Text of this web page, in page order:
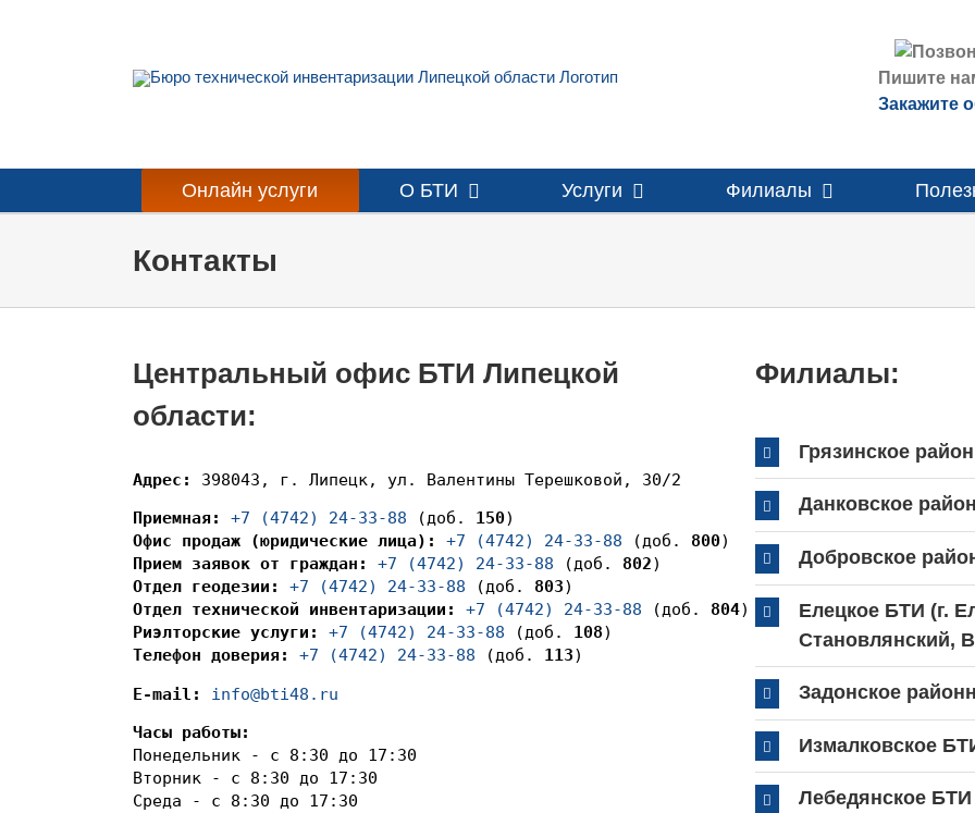
Пишите
Закажите
Онлайн услуги О БТИ Услуги Филиалы
Контакты
Центральный офис БТИ Липецкой
области:
Адрес: 398043, г. Липецк, ул. Валентины Терешковой, 30/2
Приемная: +7 (4742) 24-33-88 (доб. 150
Офис продаж (юридические лица):
+7 (4742) 24-33-88 (доб. 800
Прием заявок от граждан:
+7 (4742) 24-33-88 (доб. 802
Отдел геодезии:
+7 (4742) 24-33-88 (доб. 803
Отдел технической инвентаризации:
+7 (4742) 24-33-88 (доб. 804
Риэлторские услуги:
+7 (4742) 24-33-88 (доб. 108
Телефон доверия:
+7 (4742) 24-33-88 (доб. 113)
E-mail: info@bti48.ru
Часы работы:
Понедельник - с 8:30 до 17:30
Вторник - с 8:30 до 17:30
Среда - с 8:30 до 17:30
Филиалы:
Грязинское
Данковское
Добровское
Елецкое БТИ (г.
Становлянский,
Задонское
Измалковское
Лебедянское